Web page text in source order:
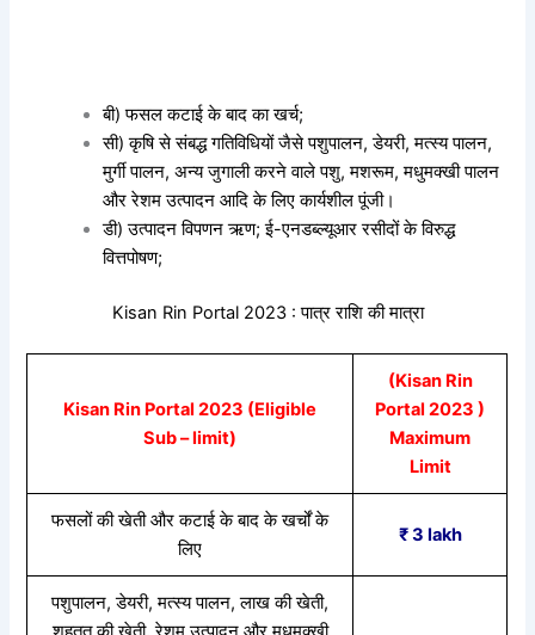
बी) फसल कटाई के बाद का खर्च;
सी) कृषि से संबद्ध गतिविधियों जैसे पशुपालन, डेयरी, मत्स्य पालन,
मुर्गी पालन, अन्य जुगाली करने वाले पशु, मशरूम, मधुमक्खी पालन
और रेशम उत्पादन आदि के लिए कार्यशील पूंजी।
डी) उत्पादन विपणन ऋण; ई-एनडब्ल्यूआर रसीदों के विरुद्ध
वित्तपोषण;
Kisan Rin Portal 2023 : पात्र राशि की मात्रा
Kisan Rin Portal 2023 (Eligible
Sub – limit)
(Kisan Rin
Portal 2023 )
Maximum
Limit
फसलों की खेती और कटाई के बाद के खर्चों के
लिए
₹ 3 lakh
पशुपालन, डेयरी, मत्स्य पालन, लाख की खेती,